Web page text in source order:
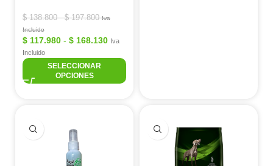
$138.800 - $197.800 Iva
Incluido
$ 117.980 - $ 168.130 Iva
Incluido
SELECCIONAR
OPCIONES